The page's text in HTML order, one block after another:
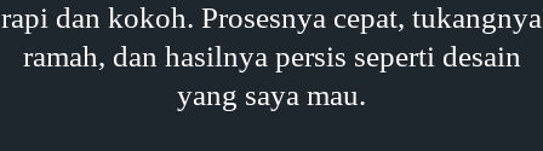
rapi dan kokoh. Prosesnya cepat, tukangnya
ramah, dan hasilnya persis seperti desain
yang saya mau.